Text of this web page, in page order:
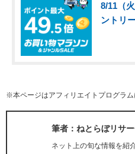
8/11（
ントリ
※本ページはアフィリエイトプログラ
筆者：ねとらぼリサ
ネット上の旬な情報を紹